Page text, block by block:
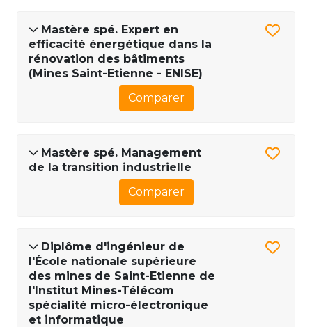
Mastère spé. Expert en
efficacité énergétique dans la
rénovation des bâtiments
(Mines Saint-Etienne - ENISE)
Comparer
Mastère spé. Management
de la transition industrielle
Comparer
Diplôme d'ingénieur de
l'École nationale supérieure
des mines de Saint-Etienne de
l'Institut Mines-Télécom
spécialité micro-électronique
et informatique